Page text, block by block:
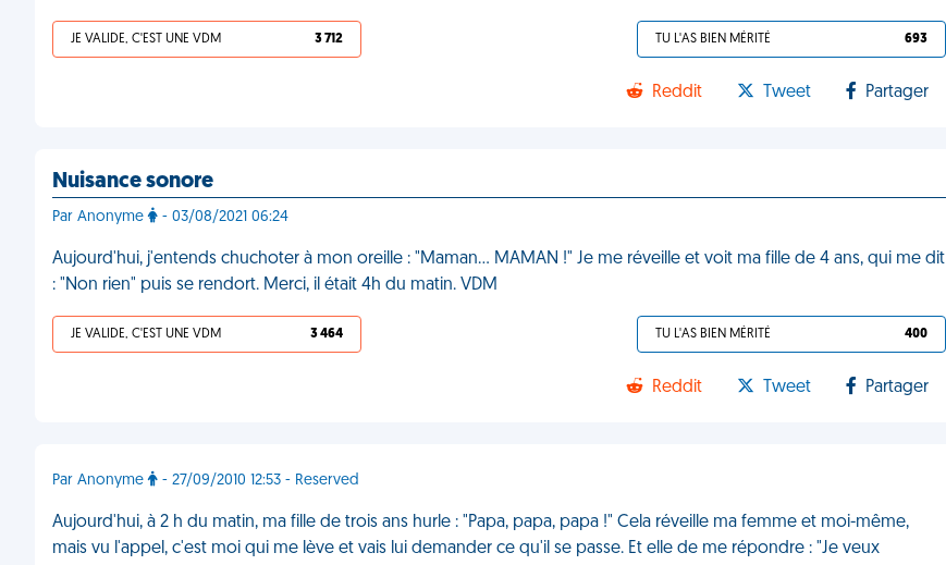
JE VALIDE, C'EST UNE VDM 3 712 TU L'AS BIEN MÉRITÉ 693
Reddit Tweet Partager
Nuisance sonore
Par Anonyme - 03/08/2021 06:24
Aujourd'hui, j'entends chuchoter à mon oreille : "Maman… MAMAN !" Je me réveille et voit ma fille de 4 ans, qui me dit
: "Non rien" puis se rendort. Merci, il était 4h du matin. VDM
JE VALIDE, C'EST UNE VDM 3 464 TU L'AS BIEN MÉRITÉ 400
Reddit Tweet Partager
Par Anonyme - 27/09/2010 12:53 - Reserved
Aujourd'hui, à 2 h du matin, ma fille de trois ans hurle : "Papa, papa, papa !" Cela réveille ma femme et moi-même,
mais vu l'appel, c'est moi qui me lève et vais lui demander ce qu'il se passe. Et elle de me répondre : "Je veux